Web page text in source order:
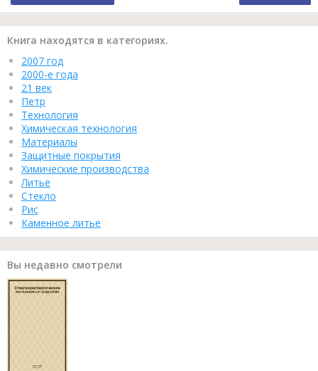
Книга находятся в категориях.
2007 год
2000-е года
21 век
Петр
Технология
Химическая технология
Материалы
Защитные покрытия
Химические производства
Литье
Стекло
Рис
Каменное литье
Вы недавно смотрели